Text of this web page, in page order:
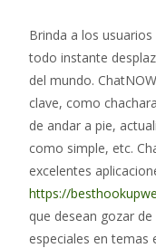
Brinda a los
todo instante
del mundo.
clave, como
de andar a pie,
como simple, etc.
excelentes
https://
que desean gozar
especiales en temas